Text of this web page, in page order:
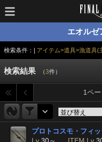
エオルゼ
検索条件：| アイテム>道具>漁道具(
検索結果 （3件）
1ペ
プロトコスモ・フィ